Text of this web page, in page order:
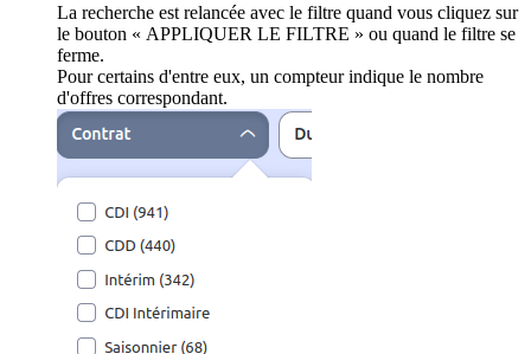
La recherche est relancée avec le filtre quand vous cliquez sur
le bouton « APPLIQUER LE FILTRE » ou quand le filtre se
ferme.
Pour certains d'entre eux, un compteur indique le nombre
d'offres correspondant.